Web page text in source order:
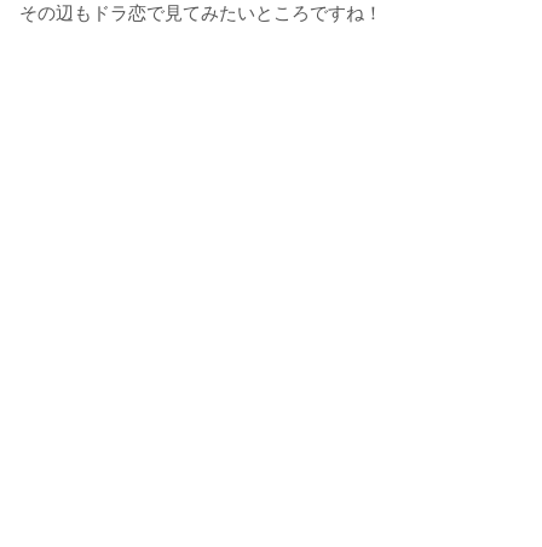
その辺もドラ恋で見てみたいところですね！